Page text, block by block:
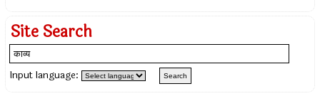
Site Search
Input language: